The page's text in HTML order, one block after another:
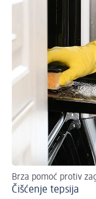
Brza pomoć protiv
Čišćenje tepsija